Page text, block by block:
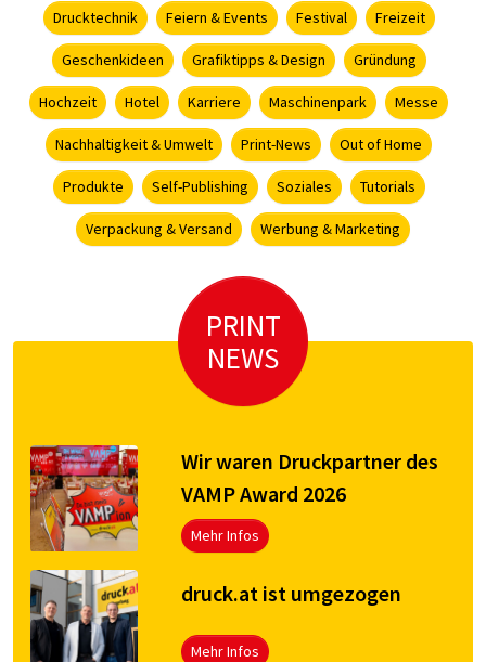
Drucktechnik Feiern & Events Festival Freizeit
Geschenkideen Grafiktipps & Design Gründung
Hochzeit Hotel Karriere Maschinenpark Messe
Nachhaltigkeit & Umwelt Print-News Out of Home
Produkte Self-Publishing Soziales Tutorials
Verpackung & Versand Werbung & Marketing
PRINT
NEWS
Wir waren Druckpartner des
VAMP Award 2026
Mehr Infos
druck.at ist umgezogen
Mehr Infos